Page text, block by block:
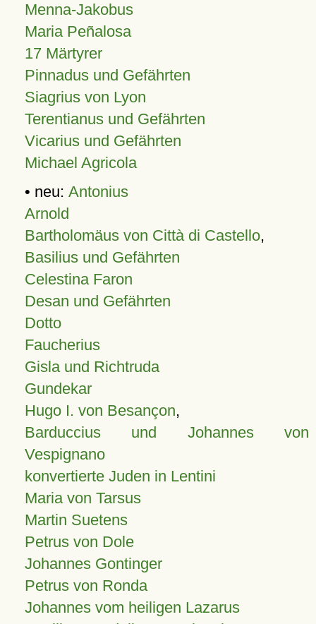
Menna-Jakobus
Maria Peñalosa
17 Märtyrer
Pinnadus und Gefährten
Siagrius von Lyon
Terentianus und Gefährten
Vicarius und Gefährten
Michael Agricola
• neu: Antonius
Arnold
Bartholomäus von Città di Castello,
Basilius und Gefährten
Celestina Faron
Desan und Gefährten
Dotto
Faucherius
Gisla und Richtruda
Gundekar
Hugo I. von Besançon,
Barduccius und Johannes von
Vespignano
konvertierte Juden in Lentini
Maria von Tarsus
Martin Suetens
Petrus von Dole
Johannes Gontinger
Petrus von Ronda
Johannes vom heiligen Lazarus